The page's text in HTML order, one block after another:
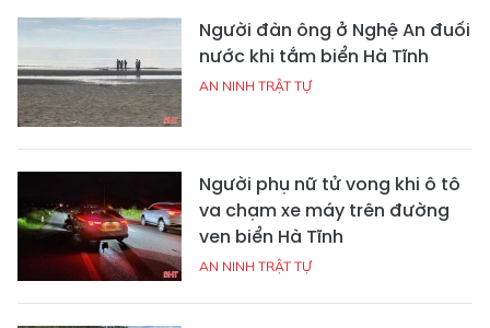
Người đàn ông ở Nghệ An đuối
nước khi tắm biển Hà Tĩnh
AN NINH TRẬT TỰ
Người phụ nữ tử vong khi ô tô
va chạm xe máy trên đường
ven biển Hà Tĩnh
AN NINH TRẬT TỰ